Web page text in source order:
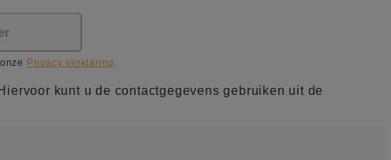
Privacy verklaring .
kunt u de contactgegevens gebruiken uit de